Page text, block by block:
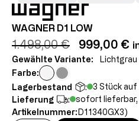
WAGNER D1 LOW
1.498,00 € 999,00 €
Gewählte Variante:
Lichtgrau
Farbe:
Lagerbestand
:
3 Stück
Lieferung
:
sofort lieferbar,
Artikelnummer: D11340GX3)